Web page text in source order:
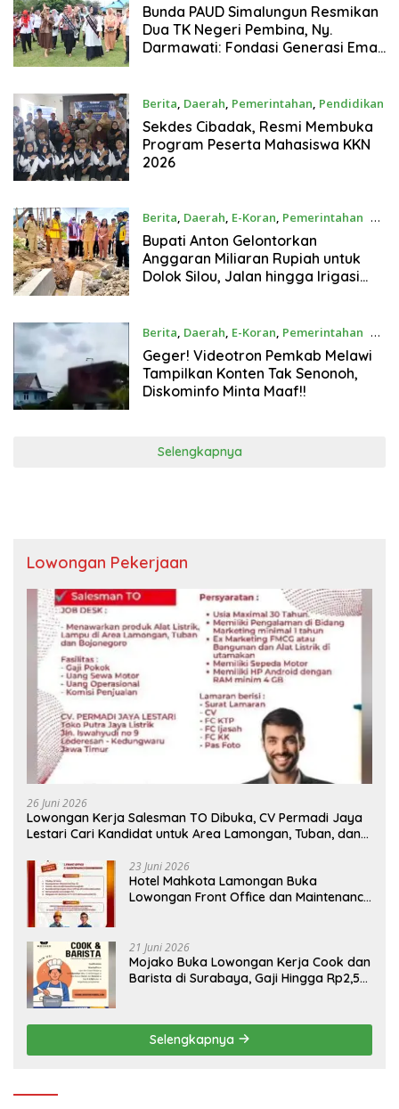
Juli 2026
Bunda PAUD Simalungun Resmikan
Dua TK Negeri Pembina, Ny.
Darmawati: Fondasi Generasi Emas
Berita, Daerah, Pemerintahan, Pendidikan
28 Juli 2026
Sekdes Cibadak, Resmi Membuka
Program Peserta Mahasiswa KKN
2026
Berita, Daerah, E-Koran, Pemerintahan 28
Juli 2026
Bupati Anton Gelontorkan
Anggaran Miliaran Rupiah untuk
Dolok Silou, Jalan hingga Irigasi
Berita, Daerah, E-Koran, Pemerintahan 28
Juli 2026
Geger! Videotron Pemkab Melawi
Tampilkan Konten Tak Senonoh,
Diskominfo Minta Maaf!!
Selengkapnya
Lowongan Pekerjaan
26 Juni 2026
Lowongan Kerja Salesman TO Dibuka, CV Permadi Jaya
Lestari Cari Kandidat untuk Area Lamongan, Tuban, dan
23 Juni 2026
Hotel Mahkota Lamongan Buka
Lowongan Front Office dan Maintenance
21 Juni 2026
Mojako Buka Lowongan Kerja Cook dan
Barista di Surabaya, Gaji Hingga Rp2,5
Selengkapnya